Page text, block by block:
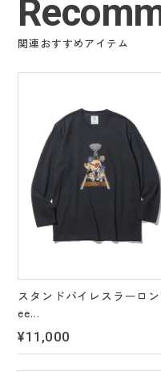
関連おすすめアイテム
スタンドバイレスラーロ
ee
＊4 color’s
¥11,000